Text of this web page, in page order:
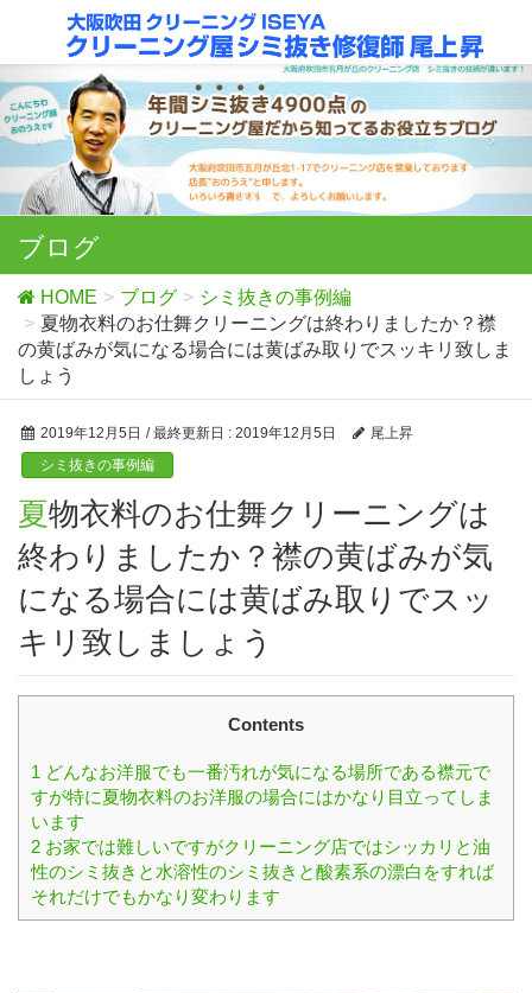
ブログ
HOME ブログ
シミ抜きの事例編
夏物衣料のお仕舞クリーニングは終わりましたか？襟
の黄ばみが気になる場合には黄ばみ取りでスッキリ致しま
しょう
2019年12月5日 / 最終更新日 : 2019年12月5日
尾上昇
シミ抜きの事例編
夏物衣料のお仕舞クリーニングは
終わりましたか？襟の黄ばみが気
になる場合には黄ばみ取りでスッ
キリ致しましょう
Contents
1 どんなお洋服でも一番汚れが気になる場所である襟元で
すが特に夏物衣料のお洋服の場合にはかなり目立ってしま
います
2 お家では難しいですがクリーニング店ではシッカリと油
性のシミ抜きと水溶性のシミ抜きと酸素系の漂白をすれば
それだけでもかなり変わります